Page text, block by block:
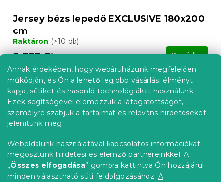
Annak érdekében, hogy webáruházunk megfelelően
működjön, és Ön a lehető legjobb vásárlási élményt
kapja, sütiket és hasonló technológiákat használunk.
Ezek segítségével elemezzük a látogatottságot,
személyre szabjuk a tartalmat és releváns hirdetéseket
jelenítünk meg.
Weboldalunk használatával kapcsolatos információkat
megosztunk hirdetési és elemző partnereinkkel. A
„Összes elfogadása” gombra kattintva Ön hozzájárul
minden választható süti feldolgozásához. A
Jersey bézs lepedő EXCLUSIVE 180x200
cm
Raktáron (>10 db)
5 373 Ft Kosárba
Előrendelés
Kedvezménykupon
-10% "BTS10"